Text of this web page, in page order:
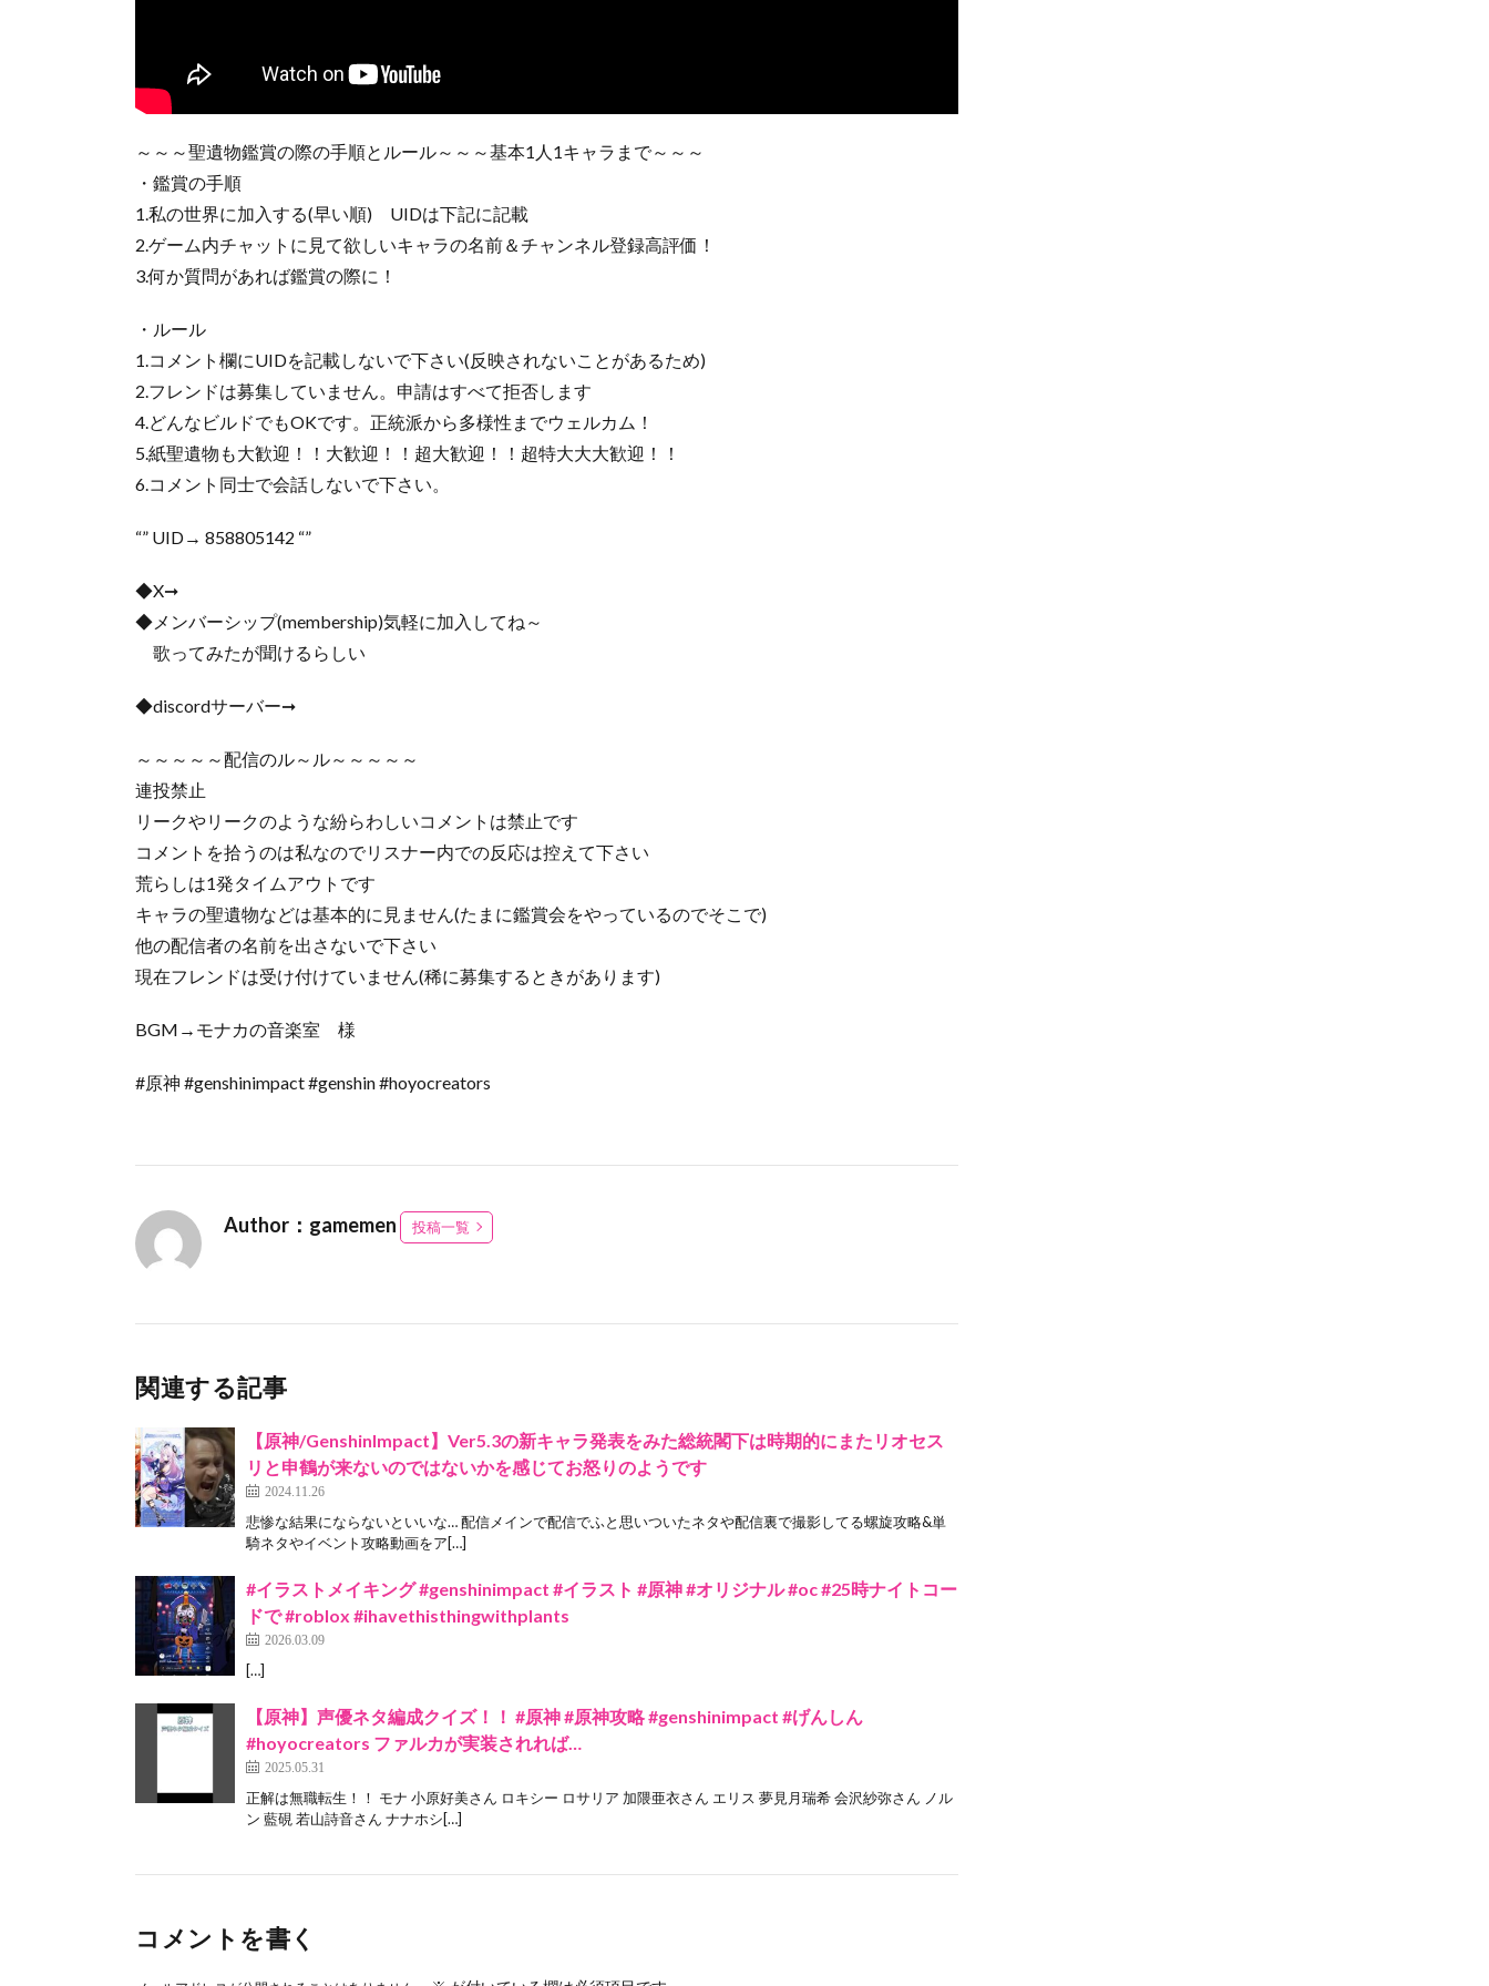
～～～聖遺物鑑賞の際の手順とルール～～～基本1人1キャラまで～～～
・鑑賞の手順
1.私の世界に加入する(早い順) UIDは下記に記載
2.ゲーム内チャットに見て欲しいキャラの名前＆チャンネル登録高評価！
3.何か質問があれば鑑賞の際に！
・ルール
1.コメント欄にUIDを記載しないで下さい(反映されないことがあるため)
2.フレンドは募集していません。申請はすべて拒否します
4.どんなビルドでもOKです。正統派から多様性までウェルカム！
5.紙聖遺物も大歓迎！！大歓迎！！超大歓迎！！超特大大大歓迎！！
6.コメント同士で会話しないで下さい。
“” UID→ 858805142 “”
◆X➞
◆メンバーシップ(membership)気軽に加入してね～
歌ってみたが聞けるらしい
◆discordサーバー➞
～～～～～配信のル～ル～～～～～
連投禁止
リークやリークのような紛らわしいコメントは禁止です
コメントを拾うのは私なのでリスナー内での反応は控えて下さい
荒らしは1発タイムアウトです
キャラの聖遺物などは基本的に見ません(たまに鑑賞会をやっているのでそこで)
他の配信者の名前を出さないで下さい
現在フレンドは受け付けていません(稀に募集するときがあります)
BGM→モナカの音楽室 様
#原神 #genshinimpact #genshin #hoyocreators
Author：gamemen 投稿一覧
関連する記事
【原神/GenshinImpact】Ver5.3の新キャラ発表をみた総統閣下は時期的にまたリオセス
リと申鶴が来ないのではないかを感じてお怒りのようです
2024.11.26
悲惨な結果にならないといいな… 配信メインで配信でふと思いついたネタや配信裏で撮影してる螺旋攻略&単
騎ネタやイベント攻略動画をア[…]
#イラストメイキング #genshinimpact #イラスト #原神 #オリジナル #oc #25時ナイトコー
ドで #roblox #ihavethisthingwithplants
2026.03.09
[…]
【原神】声優ネタ編成クイズ！！ #原神 #原神攻略 #genshinimpact #げんしん
#hoyocreators ファルカが実装されれば…
2025.05.31
正解は無職転生！！ モナ 小原好美さん ロキシー ロサリア 加隈亜衣さん エリス 夢見月瑞希 会沢紗弥さん ノル
ン 藍硯 若山詩音さん ナナホシ[…]
コメントを書く